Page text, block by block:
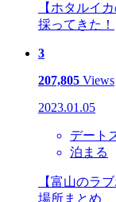
【ホタルイ
採ってきた！
3
207,805 Views
2023.01.05
デート
泊まる
【富山のラ
場所まとめ